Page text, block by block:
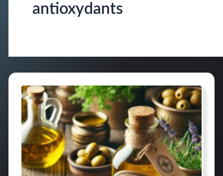
antioxydants